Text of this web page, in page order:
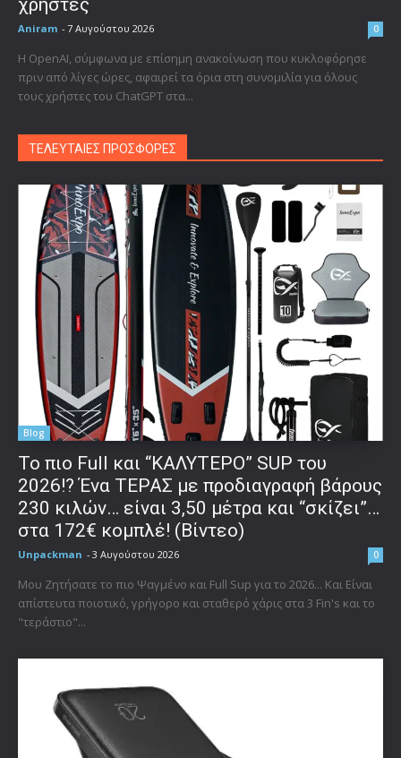
χρήστες
Aniram - 7 Αυγούστου 2026 0
Η OpenAI, σύμφωνα με επίσημη ανακοίνωση που κυκλοφόρησε
πριν από λίγες ώρες, αφαιρεί τα όρια στη συνομιλία για όλους
τους χρήστες του ChatGPT στα...
ΤΕΛΕΥΤΑΙΕΣ ΠΡΟΣΦΟΡΕΣ
Blog
To πιο Full και “ΚΑΛΥΤΕΡΟ” SUP του
2026!? Ένα ΤΕΡΑΣ με προδιαγραφή βάρους
230 κιλών… είναι 3,50 μέτρα και “σκίζει”…
στα 172€ κομπλέ! (Βίντεο)
Unpackman - 3 Αυγούστου 2026 0
Μου Ζητήσατε το πιο Ψαγμένο και Full Sup για το 2026... Και Είναι
απίστευτα ποιοτικό, γρήγορο και σταθερό χάρις στα 3 Fin's και το
"τεράστιο"...